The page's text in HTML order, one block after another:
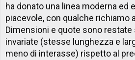
ha donato una linea moderna ed
piacevole, con qualche richiamo
Dimensioni e quote sono
invariate (stesse lunghezza e
meno di interasse) rispetto al